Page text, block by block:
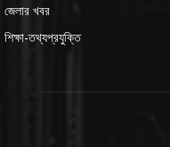
জেলার খবর
শিক্ষা-তথ্যপ্রযুক্তি